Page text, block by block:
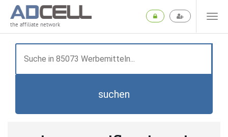
the affiliate network
suchen